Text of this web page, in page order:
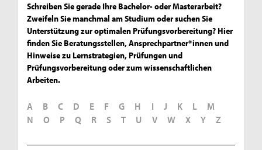
Schreiben Sie gerade Ihre Bachelor- oder Masterarbeit?
Zweifeln Sie manchmal am Studium oder suchen Sie
Unterstützung zur optimalen Prüfungsvorbereitung? Hier
finden Sie Beratungsstellen, Ansprechpartner*innen und
Hinweise zu Lernstrategien, Prüfungen und
Prüfungsvorbereitung oder zum wissenschaftlichen
Arbeiten.
A B C D E F G H I J K L
M
N
O P Q R S T U V W X Y Z